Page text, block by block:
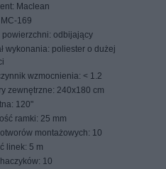
Maclean
169
powierzchni: odbijający
wykonania: poliester o dużej
wzmocnienia: < 1.2
zewnętrzne: 240x180 cm
120"
ramki: 25 mm
montażowych: 10
linek: 5 m
10